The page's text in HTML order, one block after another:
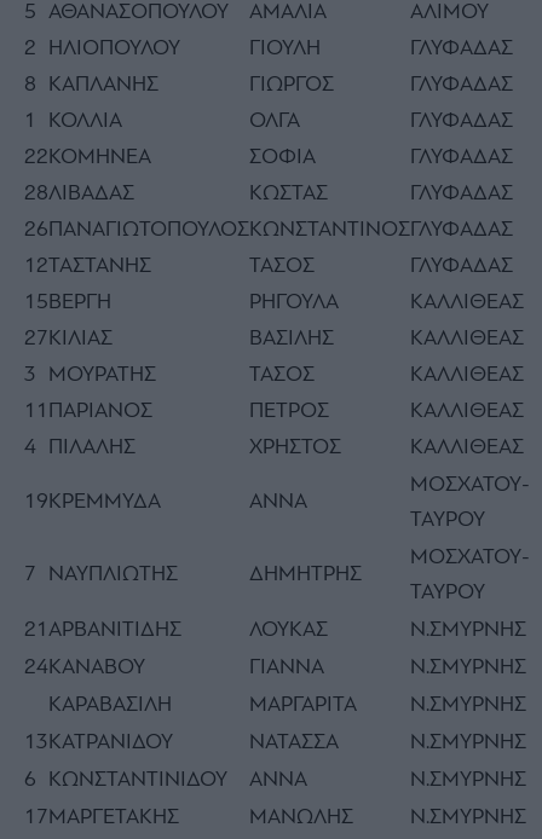
5 ΑΘΑΝΑΣΟΠΟΥΛΟΥ ΑΜΑΛΙΑ
ΑΛΙΜΟΥ
2
ΗΛΙΟΠΟΥΛΟΥ ΓΙΟΥΛΗ
ΓΛΥΦΑΔΑΣ
8
ΚΑΠΛΑΝΗΣ ΓΙΩΡΓΟΣ
ΓΛΥΦΑΔΑΣ
1
ΚΟΛΛΙΑ ΟΛΓΑ
ΓΛΥΦΑΔΑΣ
22ΚΟΜΗΝΕΑ ΣΟΦΙΑ
ΓΛΥΦΑΔΑΣ
28ΛΙΒΑΔΑΣ ΚΩΣΤΑΣ
ΓΛΥΦΑΔΑΣ
26ΠΑΝΑΓΙΩΤΟΠΟΥΛΟΣΚΩΝΣΤΑΝΤΙΝΟΣΓΛΥΦΑΔΑΣ
12 ΤΑΣΤΑΝΗΣ ΤΑΣΟΣ
ΓΛΥΦΑΔΑΣ
15ΒΕΡΓΗ ΡΗΓΟΥΛΑ
ΚΑΛΛΙΘΕΑΣ
27ΚΙΛΙΑΣ ΒΑΣΙΛΗΣ
ΚΑΛΛΙΘΕΑΣ
3
ΜΟΥΡΑΤΗΣ ΤΑΣΟΣ
ΚΑΛΛΙΘΕΑΣ
11 ΠΑΡΙΑΝΟΣ ΠΕΤΡΟΣ
ΚΑΛΛΙΘΕΑΣ
4
ΠΙΛΑΛΗΣ ΧΡΗΣΤΟΣ ΚΑΛΛΙΘΕΑΣ
19ΚΡΕΜΜΥΔΑ ΑΝΝΑ
ΜΟΣΧΑΤΟΥ-
ΤΑΥΡΟΥ
7 ΝΑΥΠΛΙΩΤΗΣ ΔΗΜΗΤΡΗΣ
ΜΟΣΧΑΤΟΥ-
ΤΑΥΡΟΥ
21 ΑΡΒΑΝΙΤΙΔΗΣ ΛΟΥΚΑΣ
Ν.ΣΜΥΡΝΗΣ
24ΚΑΝΑΒΟΥ ΓΙΑΝΝΑ
Ν.ΣΜΥΡΝΗΣ
ΚΑΡΑΒΑΣΙΛΗ
ΜΑΡΓΑΡΙΤΑ
Ν.ΣΜΥΡΝΗΣ
13ΚΑΤΡΑΝΙΔΟΥ ΝΑΤΑΣΣΑ
Ν.ΣΜΥΡΝΗΣ
6
ΚΩΝΣΤΑΝΤΙΝΙΔΟΥ ΑΝΝΑ
Ν.ΣΜΥΡΝΗΣ
17ΜΑΡΓΕΤΑΚΗΣ ΜΑΝΩΛΗΣ Ν.ΣΜΥΡΝΗΣ